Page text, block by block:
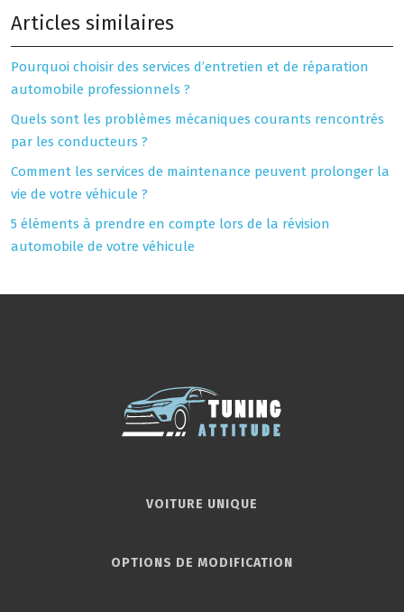
Articles similaires
Pourquoi choisir des services d’entretien et de réparation
automobile professionnels ?
Quels sont les problèmes mécaniques courants rencontrés
par les conducteurs ?
Comment les services de maintenance peuvent prolonger la
vie de votre véhicule ?
5 éléments à prendre en compte lors de la révision
automobile de votre véhicule
VOITURE UNIQUE
OPTIONS DE MODIFICATION